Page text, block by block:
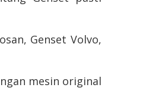
Genset Volvo,
mesin original